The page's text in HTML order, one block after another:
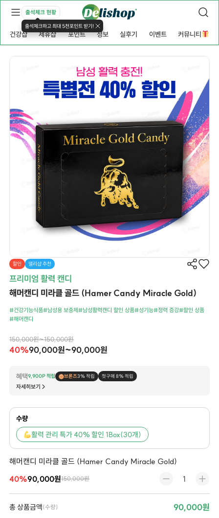
출석체크 현황
출석체크하고 최대 5천포인트 받기!
건강샵 제휴샵 포인트 정보 실후기 이벤트 커뮤니티
할인 델리샵 추천
프리미엄 활력 캔디
해머캔디 미라클 골드 (Hamer Candy Miracle Gold)
#건강기능식품#남성용 보충제#남성활력캔디 할인 상품#성기능#정력 증강#할인 상품
#해머캔디
150,000원~150,000원
40%90,000원~90,000원
혜택9,900P 적립 브론즈3% 적립 첫구매 8% 적립
자세히보기
수량
활력 관리 특가 40% 할인 1Box(30개)
해머캔디 미라클 골드 (Hamer Candy Miracle Gold)
40%90,000원150,000원
총 상품금액(수량) 90,000원